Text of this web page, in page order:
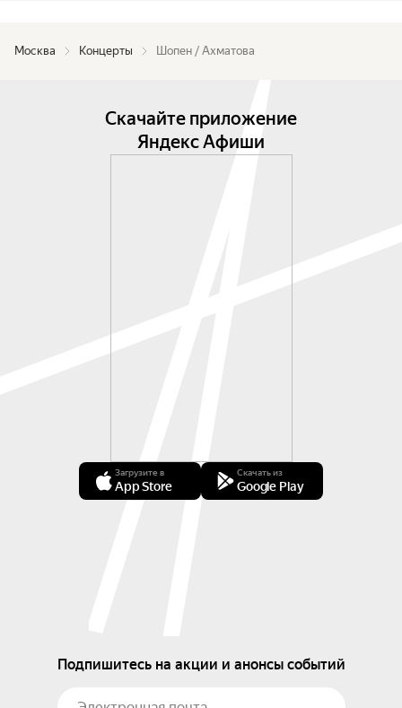
Москва Концерты Шопен / Ахматова
Скачайте приложение
Яндекс Афиши
Загрузите в
App Store
Скачать из
Google Play
Подпишитесь на акции и анонсы событий